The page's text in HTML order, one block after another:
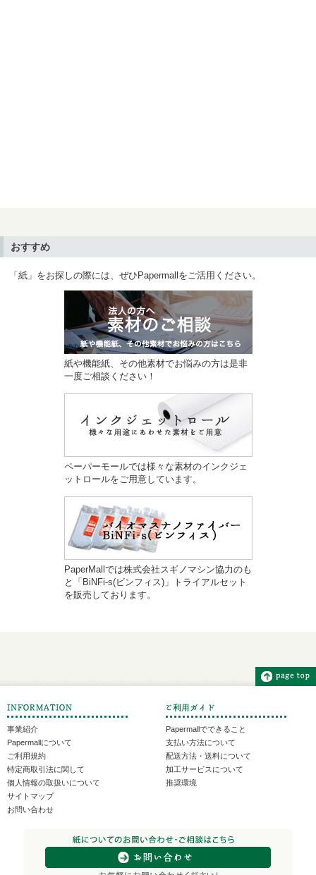
おすすめ
「紙」をお探しの際には、ぜひPapermallをご活用ください。
紙や機能紙、その他素材でお悩みの方は是非
一度ご相談ください！
ペーパーモールでは様々な素材のインクジェ
ットロールをご用意しています。
PaperMallでは株式会社スギノマシン協力のも
と「BiNFi-s(ビンフィス)」トライアルセット
を販売しております。
事業紹介
Papermallについて
ご利用規約
特定商取引法に関して
個人情報の取扱いについて
サイトマップ
お問い合わせ
Papermallでできること
支払い方法について
配送方法・送料について
加工サービスについて
推奨環境